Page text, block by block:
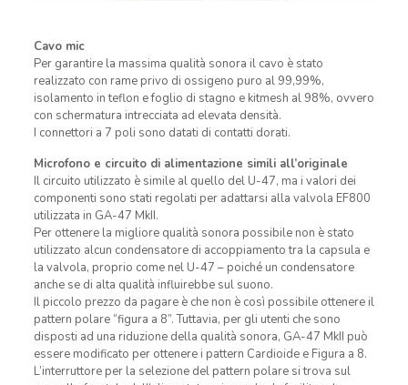
Cavo mic
Per garantire la massima qualità sonora il cavo è stato
realizzato con rame privo di ossigeno puro al 99,99%,
isolamento in teflon e foglio di stagno e kitmesh al 98%, ovvero
con schermatura intrecciata ad elevata densità.
I connettori a 7 poli sono datati di contatti dorati.
Microfono e circuito di alimentazione simili all’originale
Il circuito utilizzato è simile al quello del U-47, ma i valori dei
componenti sono stati regolati per adattarsi alla valvola EF800
utilizzata in GA-47 MkII.
Per ottenere la migliore qualità sonora possibile non è stato
utilizzato alcun condensatore di accoppiamento tra la capsula e
la valvola, proprio come nel U-47 – poiché un condensatore
anche se di alta qualità influirebbe sul suono.
Il piccolo prezzo da pagare è che non è così possibile ottenere il
pattern polare “figura a 8”. Tuttavia, per gli utenti che sono
disposti ad una riduzione della qualità sonora, GA-47 MkII può
essere modificato per ottenere i pattern Cardioide e Figura a 8.
L’interruttore per la selezione del pattern polare si trova sul